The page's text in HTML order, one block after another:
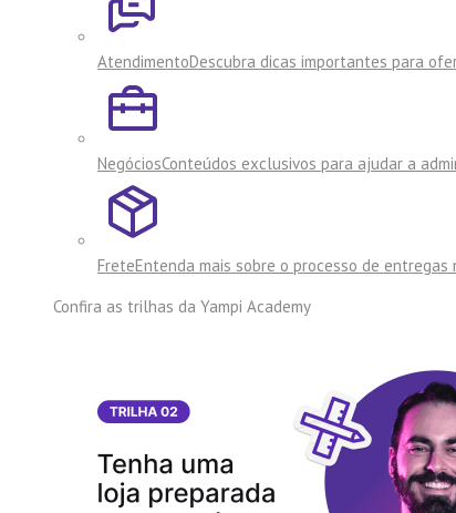
AtendimentoDescubra dicas importantes para
NegóciosConteúdos exclusivos para ajudar a
FreteEntenda mais sobre o processo de entregas
Confira as trilhas da Yampi Academy